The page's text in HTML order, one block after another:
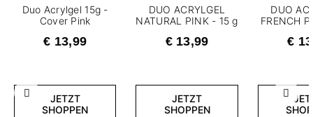
Zurück
Duo Acrylgel 15g -
Cover Pink
€ 13,99
JETZT
SHOPPEN
DUO ACRYLGEL
NATURAL PINK - 15 g
€ 13,99
JETZT
SHOPPEN
DUO
FRENCH
€